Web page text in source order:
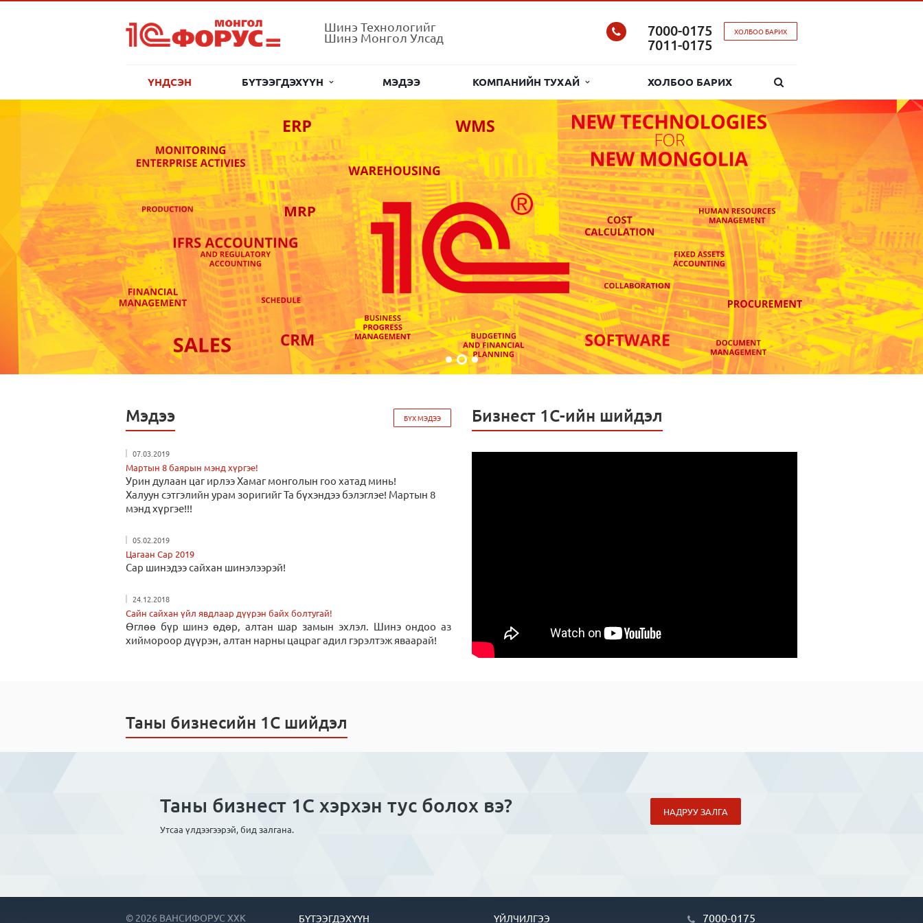
Шинэ Технологийг
Шинэ Монгол Улсад ХОЛБОО БАРИХ
7000-0175
7011-0175
ҮНДСЭН БҮТЭЭГДЭХҮҮН МЭДЭЭ КОМПАНИЙН ТУХАЙ ХОЛБОО БАРИХ
БҮХ МЭДЭЭ
Мэдээ
07.03.2019
Мартын 8 баярын мэнд хүргэе!
Урин дулаан цаг ирлээ Хамаг монголын гоо хатад минь!
Халуун сэтгэлийн урам зоригийг Та бүхэндээ бэлэглэе! Мартын 8
мэнд хүргэе!!!
05.02.2019
Цагаан Сар 2019
Сар шинэдээ сайхан шинэлээрэй!
24.12.2018
Сайн сайхан үйл явдлаар дүүрэн байх болтугай!
Өглөө бүр шинэ өдөр, алтан шар замын эхлэл. Шинэ ондоо аз
хиймороор дүүрэн, алтан нарны цацраг адил гэрэлтэж яваарай!
Бизнест 1С-ийн шийдэл
Таны бизнесийн 1С шийдэл
Таны бизнест 1С хэрхэн тус болох вэ?
Утсаа үлдээгээрэй, бид залгана.
НАДРУУ ЗАЛГА
© 2026 ВАНСИФОРУС ХХК БҮТЭЭГДЭХҮҮН ҮЙЛЧИЛГЭЭ 7000-0175